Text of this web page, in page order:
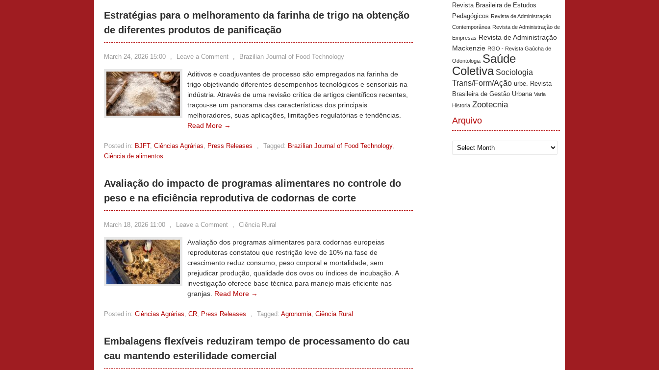
Estratégias para o melhoramento da farinha de trigo na obtenção
de diferentes produtos de panificação
March 24, 2026 15:00 , Leave a Comment , Brazilian Journal of Food Technology
Aditivos e coadjuvantes de processo são empregados na farinha de
trigo objetivando diferentes desempenhos tecnológicos e sensoriais na
indústria. Através de uma revisão crítica de artigos científicos recentes,
traçou-se um panorama das características dos principais
melhoradores, suas aplicações, limitações regulatórias e tendências.
Read More →
Posted in: BJFT, Ciências Agrárias, Press Releases , Tagged: Brazilian Journal of Food Technology,
Ciência de alimentos
Avaliação do impacto de programas alimentares no controle do
peso e na eficiência reprodutiva de codornas de corte
March 18, 2026 11:00 , Leave a Comment , Ciência Rural
Avaliação dos programas alimentares para codornas europeias
reprodutoras constatou que restrição leve de 10% na fase de
crescimento reduz consumo, peso corporal e mortalidade, sem
prejudicar produção, qualidade dos ovos ou índices de incubação. A
investigação oferece base técnica para manejo mais eficiente nas
granjas. Read More →
Posted in: Ciências Agrárias, CR, Press Releases , Tagged: Agronomia, Ciência Rural
Embalagens flexíveis reduziram tempo de processamento do cau
cau mantendo esterilidade comercial
Revista Brasileira de Estudos
Pedagógicos Revista de Administração
Contemporânea Revista de Administração de
Empresas Revista de Administração
Mackenzie RGO - Revista Gaúcha de
Odontologia Saúde
Coletiva Sociologia
Trans/Form/Ação urbe. Revista
Brasileira de Gestão Urbana Varia
Historia Zootecnia
Arquivo
Arquivo